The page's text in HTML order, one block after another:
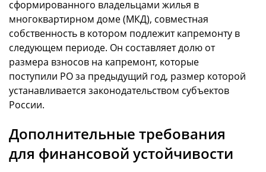
сформированного владельцами жилья в
многоквартирном доме (МКД), совместная
собственность в котором подлежит капремонту в
следующем периоде. Он составляет долю от
размера взносов на капремонт, которые
поступили РО за предыдущий год, размер которой
устанавливается законодательством субъектов
России.
Дополнительные требования
для финансовой устойчивости